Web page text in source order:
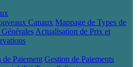
Canaux Mappage de Types de
Actualisation de Prix et
Paiement Gestion de Paiements